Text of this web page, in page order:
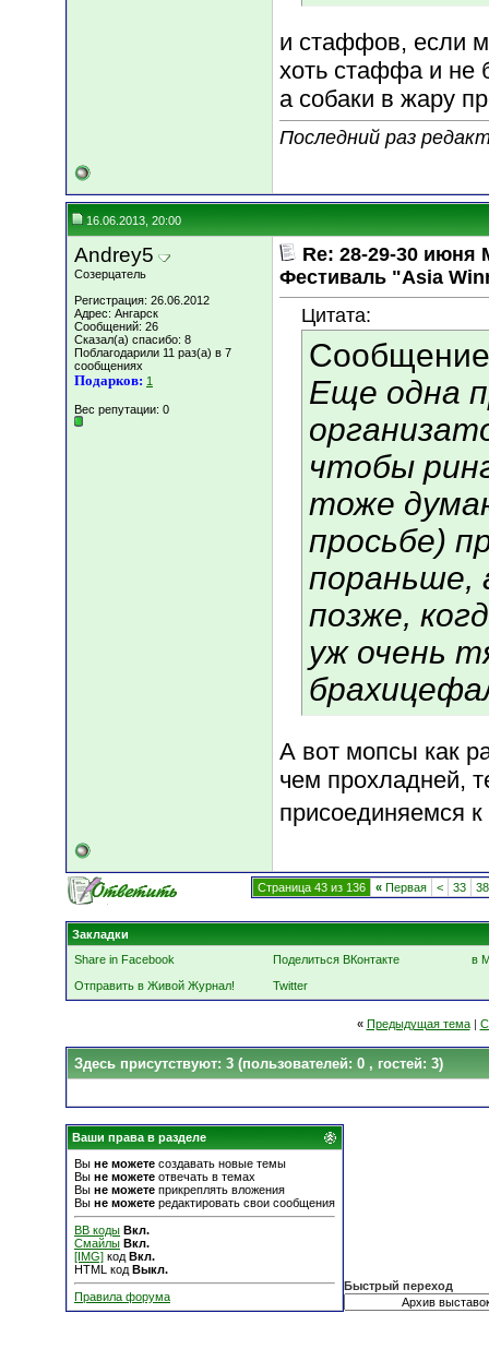
и стаффов, если
хоть стаффа и не
а собаки в жару
Последний раз
16.06.2013, 20:00
Andrey5
Созерцатель
Регистрация: 26.06.2012
Адрес: Ангарск
Сообщений: 26
Сказал(а) спасибо: 8
Поблагодарили 11 раз(а) в 7
сообщениях
Подарков: 1
Вес репутации: 0
Re: 28-29-30 июня
Фестиваль "Asia
Цитата:
Еще одна
чтобы
тоже
просьбе)
пораньше,
позже,
уж очень
А вот мопсы как
чем прохладней,
присоединяемся к
Страница 43 из 136 « Первая < 33 38
Закладки
Share in Facebook
Поделиться ВКонтакте
в
Отправить в Живой Журнал!
Twitter
« Предыдущая тема|
Здесь присутствуют: 3 (пользователей: 0 , гостей: 3)
Ваши права в разделе
Вы не можете создавать новые темы
Вы не можете отвечать в темах
Вы не можете прикреплять вложения
Вы не можете редактировать свои сообщения
BB коды Вкл.
Смайлы Вкл.
[IMG] код Вкл.
HTML код Выкл.
Правила форума
Быстрый переход